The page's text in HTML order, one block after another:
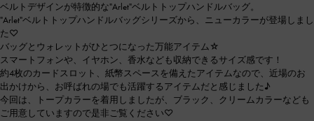
ベルトデザインが特徴的な"Arlet"ベルトトップハンドルバッグ。
"Arlet"ベルトトップハンドルバッグシリーズから、ニューカラーが登場しまし
た♡
バッグとウォレットがひとつになった万能アイテム☆
スマートフォンや、イヤホン、香水なども収納できるサイズ感です！
約4枚のカードスロット、紙幣スペースを備えたアイテムなので、近場のお
出かけから、お呼ばれの場でも活躍するアイテムだと感じました♪
今回は、トープカラーを着用しましたが、ブラック、クリームカラーなども
ご用意していますので是非ご覧ください♡